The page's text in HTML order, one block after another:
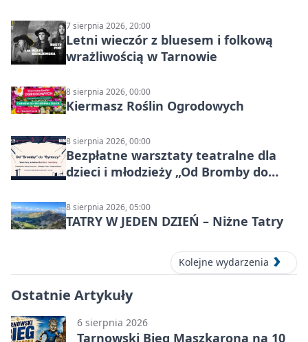
7 sierpnia 2026, 20:00
Letni wieczór z bluesem i folkową
wrażliwością w Tarnowie
8 sierpnia 2026, 00:00
Kiermasz Roślin Ogrodowych
8 sierpnia 2026, 00:00
Bezpłatne warsztaty teatralne dla
dzieci i młodzieży „Od Bromby do
8 sierpnia 2026, 05:00
TATRY W JEDEN DZIEŃ – Niżne Tatry
Kolejne wydarzenia
Ostatnie Artykuły
6 sierpnia 2026
Tarnowski Bieg Maszkarona na 10